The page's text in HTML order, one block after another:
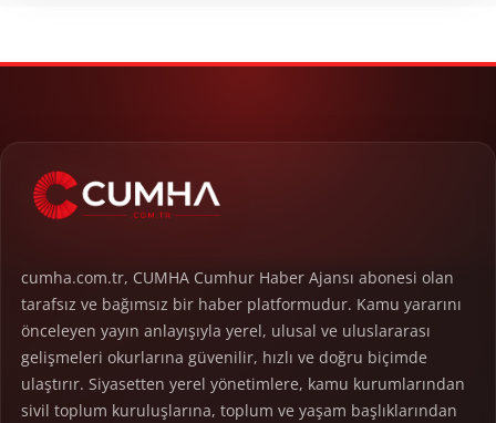
cumha.com.tr, CUMHA Cumhur Haber Ajansı abonesi olan
tarafsız ve bağımsız bir haber platformudur. Kamu yararını
önceleyen yayın anlayışıyla yerel, ulusal ve uluslararası
gelişmeleri okurlarına güvenilir, hızlı ve doğru biçimde
ulaştırır. Siyasetten yerel yönetimlere, kamu kurumlarından
sivil toplum kuruluşlarına, toplum ve yaşam başlıklarından